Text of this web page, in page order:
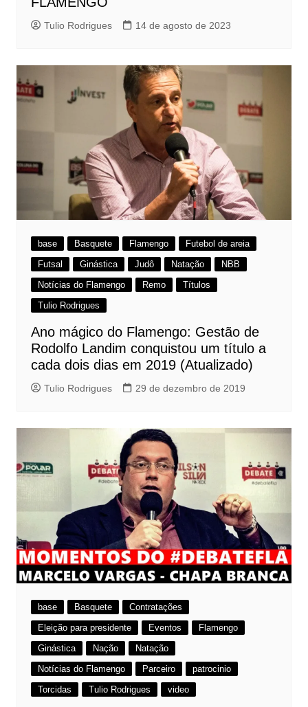
Tulio Rodrigues 14 de agosto de 2023
base Basquete Flamengo
Futebol de areia
Futsal
Ginástica Judô Natação
NBB
Notícias do Flamengo
Remo
Títulos
Tulio Rodrigues
Ano mágico do Flamengo: Gestão de
Rodolfo Landim conquistou um título a
cada dois dias em 2019 (Atualizado)
Tulio Rodrigues 29 de dezembro de 2019
base Basquete
Contratações
Eleição para presidente
Eventos
Flamengo
Ginástica
Nação
Natação
Notícias do Flamengo
Parceiro
patrocinio
Torcidas
Tulio Rodrigues video